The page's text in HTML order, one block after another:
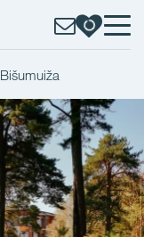
Bišumuiža